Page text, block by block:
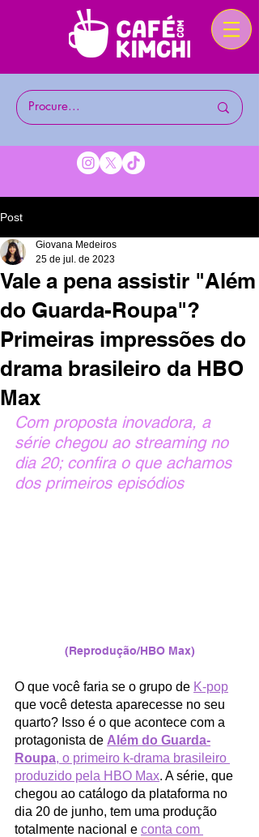
Post
Vale a pena assistir "Além
do Guarda-Roupa"?
Primeiras impressões do
drama brasileiro da HBO
Max
Giovana Medeiros
25 de jul. de 2023
Com proposta inovadora, a
série chegou ao streaming no
dia 20; confira o que achamos
dos primeiros episódios
(Reprodução/HBO Max)
O que você faria se o grupo de K-pop
que você detesta aparecesse no seu
quarto? Isso é o que acontece com a
protagonista de Além do Guarda-
Roupa, o primeiro k-drama brasileiro
produzido pela HBO Max. A série, que
chegou ao catálogo da plataforma no
dia 20 de junho, tem uma produção
totalmente nacional e conta com